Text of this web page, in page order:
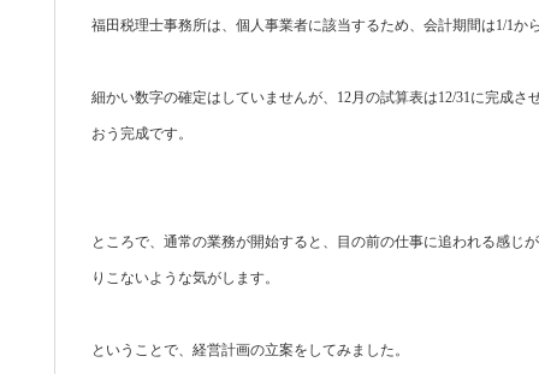
福田税理士事務所は、個人事業者に該当するため、会計期間は1/1か
細かい数字の確定はしていませんが、12月の試算表は12/31に完成さ
おう完成です。
ところで、通常の業務が開始すると、目の前の仕事に追われる感じ
りこないような気がします。
ということで、経営計画の立案をしてみました。